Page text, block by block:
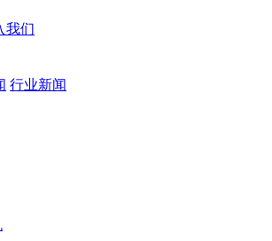
我们
行业新闻